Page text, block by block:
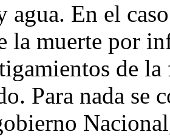
agua. En el
la muerte por
de
Para nada se